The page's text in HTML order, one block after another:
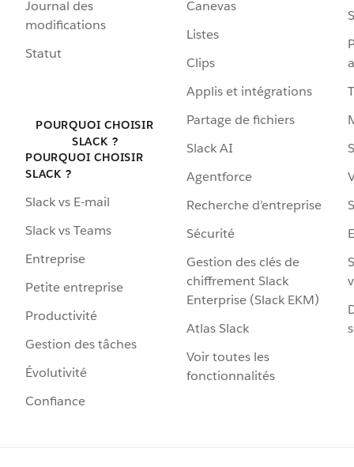
Journal des
modifications
Statut
POURQUOI CHOISIR
SLACK ?
POURQUOI CHOISIR
SLACK ?
Slack vs E-mail
Slack vs Teams
Entreprise
Petite entreprise
Productivité
Gestion des tâches
Évolutivité
Confiance
Canevas
Listes
Clips
Applis et intégrations
Partage de fichiers
Slack AI
Agentforce
Recherche d’entreprise
Sécurité
Gestion des clés de
chiffrement Slack
Enterprise (Slack EKM)
Atlas Slack
Voir toutes les
fonctionnalités